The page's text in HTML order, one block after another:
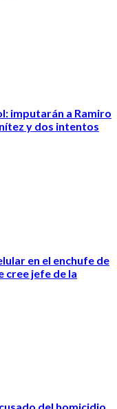
imputarán a Ramiro
y dos intentos
en el enchufe de
cree jefe de la